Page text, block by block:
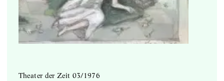
Theater der Zeit 03/1976